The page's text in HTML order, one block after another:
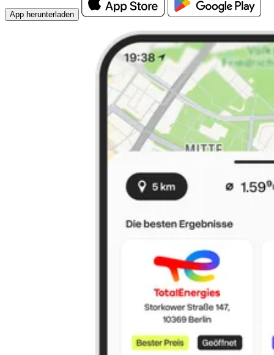
App herunterladen